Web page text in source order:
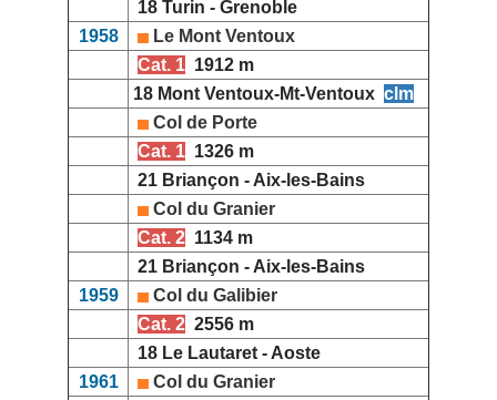
18 Turin - Grenoble
1958
Le Mont Ventoux
Cat. 1 1912 m
18 Mont Ventoux-Mt-Ventoux clm
Col de Porte
Cat. 1 1326 m
21 Briançon - Aix-les-Bains
Col du Granier
Cat. 2 1134 m
21 Briançon - Aix-les-Bains
1959
Col du Galibier
Cat. 2 2556 m
18 Le Lautaret - Aoste
1961
Col du Granier